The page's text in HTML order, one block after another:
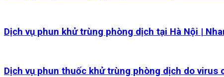
Dịch vụ phun khử trùng phòng dịch tại Hà Nội |
Dịch vụ phun thuốc khử trùng phòng dịch do virus